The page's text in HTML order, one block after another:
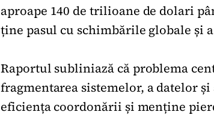
aproape 140 de trilioane de dolari
ține pasul cu schimbările globale și
Raportul subliniază că problema
fragmentarea sistemelor, a datelor
eficiența coordonării și menține